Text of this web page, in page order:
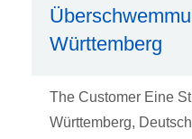
Württemberg
The Customer Eine
Württemberg,